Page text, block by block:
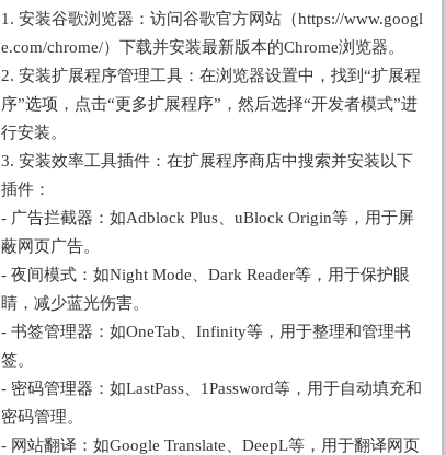
1. 安装谷歌浏览器：访问谷歌官方网站（https://www.googl
e.com/chrome/）下载并安装最新版本的Chrome浏览器。
2. 安装扩展程序管理工具：在浏览器设置中，找到“扩展程
序”选项，点击“更多扩展程序”，然后选择“开发者模式”进
行安装。
3. 安装效率工具插件：在扩展程序商店中搜索并安装以下
插件：
- 广告拦截器：如Adblock Plus、uBlock Origin等，用于屏
蔽网页广告。
- 夜间模式：如Night Mode、Dark Reader等，用于保护眼
睛，减少蓝光伤害。
- 书签管理器：如OneTab、Infinity等，用于整理和管理书
签。
- 密码管理器：如LastPass、1Password等，用于自动填充和
密码管理。
- 网站翻译：如Google Translate、DeepL等，用于翻译网页